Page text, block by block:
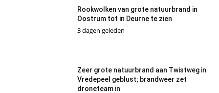
Rookwolken van grote natuurbrand in
Oostrum tot in Deurne te zien
3 dagen geleden
Zeer grote natuurbrand aan Twistweg in
Vredepeel geblust; brandweer zet
droneteam in